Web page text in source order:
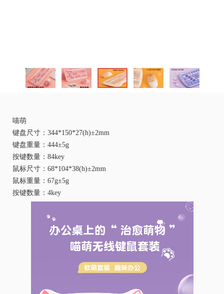
喵萌
键盘尺寸：344*150*27(h)±2mm
键盘重量：444±5g
按键数量：84key
鼠标尺寸：68*104*38(h)±2mm
鼠标重量：67g±5g
按键数量：4key